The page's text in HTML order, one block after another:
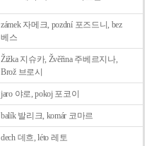
zámek 자메크, pozdní 포즈드니, bez
베스
Žižka 지슈카, Žvěřina 주베르지나,
Brož 브로시
jaro 야로, pokoj 포코이
balík 발리크, komár 코마르
dech 데흐, léto 레토